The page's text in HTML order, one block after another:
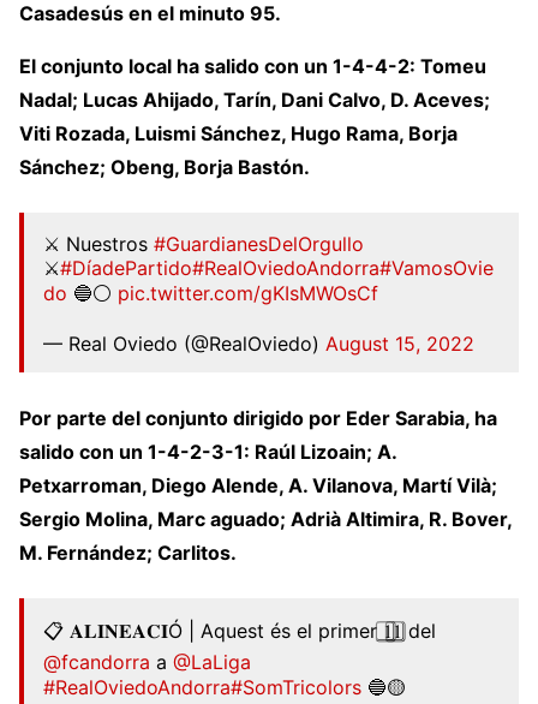
Casadesús en el minuto 95.
El conjunto local ha salido con un 1-4-4-2: Tomeu
Nadal; Lucas Ahijado, Tarín, Dani Calvo, D. Aceves;
Viti Rozada, Luismi Sánchez, Hugo Rama, Borja
Sánchez; Obeng, Borja Bastón.
⚔️ Nuestros #GuardianesDelOrgullo
⚔️#DíadePartido#RealOviedoAndorra#VamosOvie
do 🔵⚪️ pic.twitter.com/gKIsMWOsCf
— Real Oviedo (@RealOviedo) August 15, 2022
Por parte del conjunto dirigido por Eder Sarabia, ha
salido con un 1-4-2-3-1: Raúl Lizoain; A.
Petxarroman, Diego Alende, A. Vilanova, Martí Vilà;
Sergio Molina, Marc aguado; Adrià Altimira, R. Bover,
M. Fernández; Carlitos.
📋 𝐀𝐋𝐈𝐍𝐄𝐀𝐂𝐈Ó | Aquest és el primer 1⃣1⃣ del
@fcandorra a @LaLiga
#RealOviedoAndorra#SomTricolors 🔵🟡